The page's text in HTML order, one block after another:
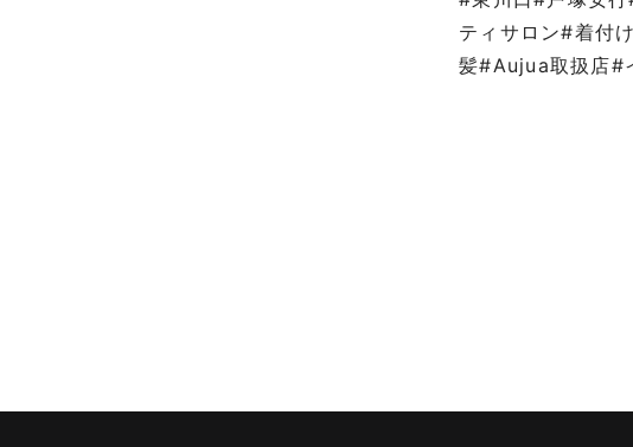
ティサロン#着付
髪#Aujua取扱店#